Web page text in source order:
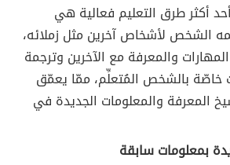
أكثر طرق التعليم فعالية هي
الشخص لأشخاص آخرين مثل زملائه،
والمعرفة مع الآخرين وترجمة
خاصّة بالشخص المُتعلِّم، ممّا يعمّق
المعرفة والمعلومات الجديدة في
بمعلومات سابقة